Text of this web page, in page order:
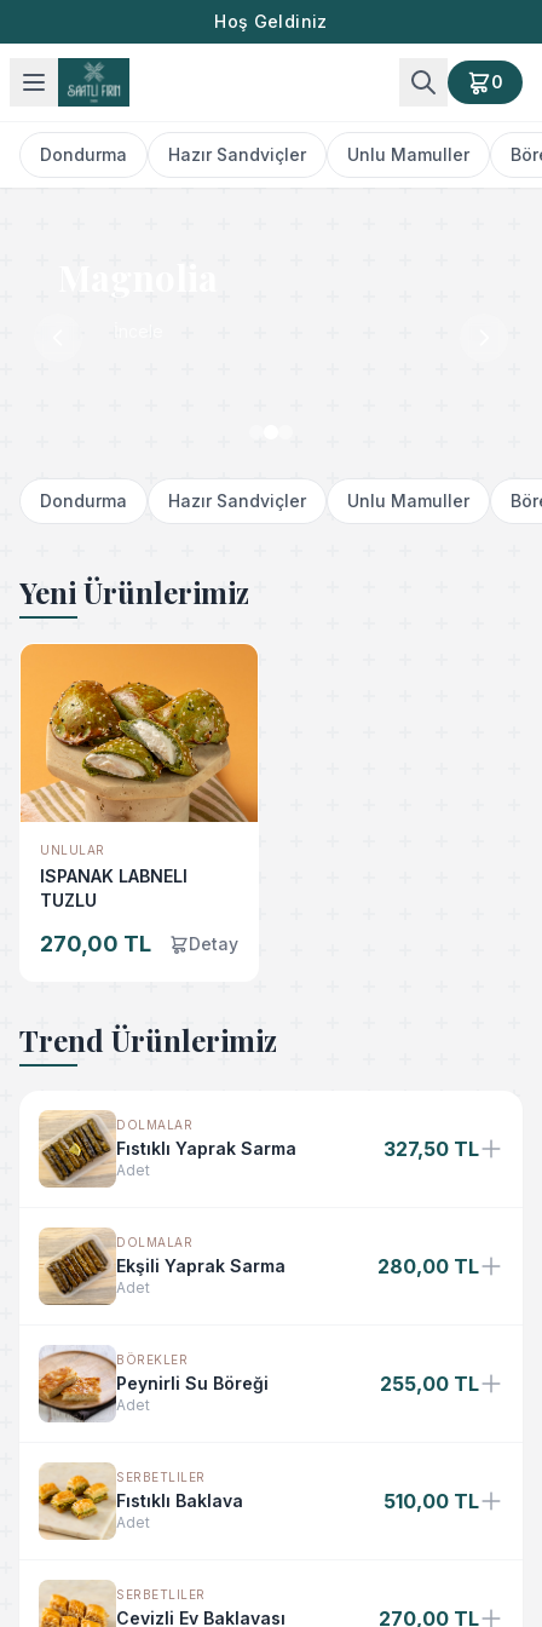
Hoş Geldiniz
0
Dondurma Hazır Sandviçler Unlu Mamuller
Dondurma Hazır Sandviçler Unlu Mamuller
Yeni Ürünlerimiz
UNLULAR
ISPANAK LABNELI
TUZLU
270,00 TL Detay
Trend Ürünlerimiz
DOLMALAR
Fıstıklı Yaprak Sarma
Adet
327,50 TL
DOLMALAR
Ekşili Yaprak Sarma
Adet
280,00 TL
BÖREKLER
Peynirli Su Böreği
Adet
255,00 TL
SERBETLILER
Fıstıklı Baklava
Adet
510,00 TL
SERBETLILER
Cevizli Ev Baklavası 270,00 TL